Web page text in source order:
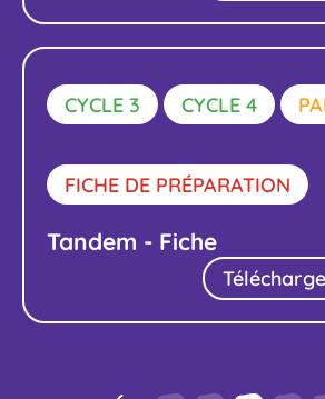
CYCLE 3 CYCLE 4
FICHE DE PRÉPARATION
Tandem - Fiche